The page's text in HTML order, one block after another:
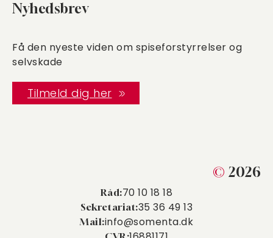
Nyhedsbrev
Få den nyeste viden om spiseforstyrrelser og
selvskade
Tilmeld dig her
© 2026
Råd:70 10 18 18
Sekretariat:35 36 49 13
Mail:info@somenta.dk